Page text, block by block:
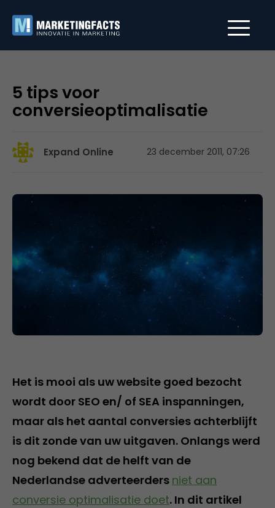
5 tips voor
conversieoptimalisatie
Expand Online 23 december 2011, 07:26
Het is mooi als uw website goed bezocht
wordt door SEO en/ of SEA inspanningen,
maar als het aantal conversies achterblijft
is dit zonde van uw uitgaven. Onlangs werd
nog bekend dat de helft van de
Nederlandse adverteerders niet aan
conversie optimalisatie doet. In dit artikel